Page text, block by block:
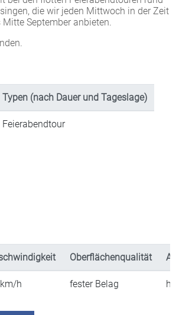
die wir jeden Mittwoch in der Zeit
September anbieten.
Typen (nach Dauer und Tageslage)
Feierabendtour
Oberflächenqualität
km/h fester Belag